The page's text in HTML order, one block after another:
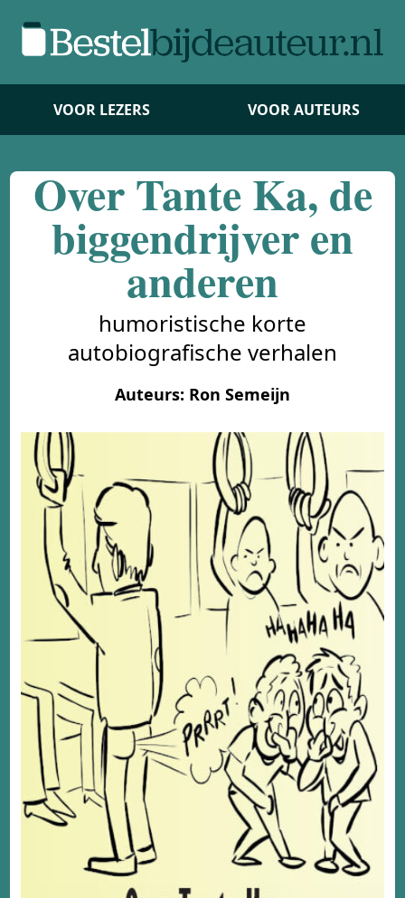
VOOR LEZERS VOOR AUTEURS
Over Tante Ka, de
biggendrijver en
anderen
humoristische korte
autobiografische verhalen
Auteurs: Ron Semeijn